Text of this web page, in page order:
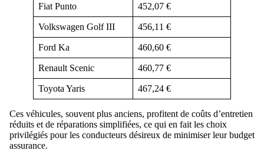
Fiat Punto 452,07 €
Volkswagen Golf III 456,11 €
Ford Ka 460,60 €
Renault Scenic 460,77 €
Toyota Yaris 467,24 €
Ces véhicules, souvent plus anciens, profitent de coûts d’entretien
réduits et de réparations simplifiées, ce qui en fait les choix
privilégiés pour les conducteurs désireux de minimiser leur budget
assurance.